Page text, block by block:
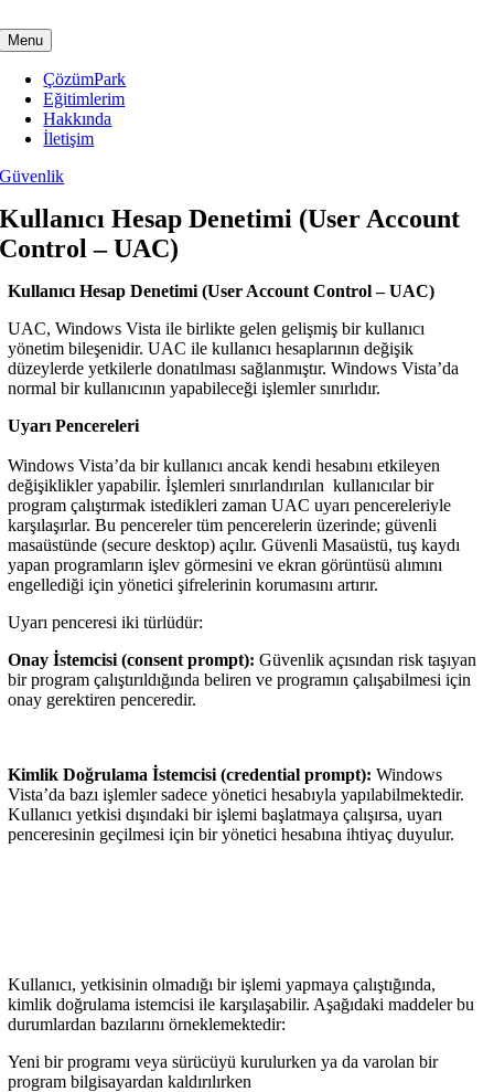
to
content
Menu
ÇözümPark
Eğitimlerim
Hakkında
İletişim
Güvenlik
Kullanıcı Hesap Denetimi (User Account
Control – UAC)
Kullanıcı Hesap Denetimi (User Account Control – UAC)
UAC, Windows Vista ile birlikte gelen gelişmiş bir kullanıcı
yönetim bileşenidir. UAC ile kullanıcı hesaplarının değişik
düzeylerde yetkilerle donatılması sağlanmıştır. Windows Vista’da
normal bir kullanıcının yapabileceği işlemler sınırlıdır.
Uyarı Pencereleri
Windows Vista’da bir kullanıcı ancak kendi hesabını etkileyen
değişiklikler yapabilir. İşlemleri sınırlandırılan kullanıcılar bir
program çalıştırmak istedikleri zaman UAC uyarı pencereleriyle
karşılaşırlar. Bu pencereler tüm pencerelerin üzerinde; güvenli
masaüstünde (secure desktop) açılır. Güvenli Masaüstü, tuş kaydı
yapan programların işlev görmesini ve ekran görüntüsü alımını
engellediği için yönetici şifrelerinin korumasını artırır.
Uyarı penceresi iki türlüdür:
Onay İstemcisi (consent prompt): Güvenlik açısından risk taşıyan
bir program çalıştırıldığında beliren ve programın çalışabilmesi için
onay gerektiren penceredir.
Kimlik Doğrulama İstemcisi (credential prompt): Windows
Vista’da bazı işlemler sadece yönetici hesabıyla yapılabilmektedir.
Kullanıcı yetkisi dışındaki bir işlemi başlatmaya çalışırsa, uyarı
penceresinin geçilmesi için bir yönetici hesabına ihtiyaç duyulur.
Kullanıcı, yetkisinin olmadığı bir işlemi yapmaya çalıştığında,
kimlik doğrulama istemcisi ile karşılaşabilir. Aşağıdaki maddeler bu
durumlardan bazılarını örneklemektedir:
Yeni bir programı veya sürücüyü kurulurken ya da varolan bir
program bilgisayardan kaldırılırken